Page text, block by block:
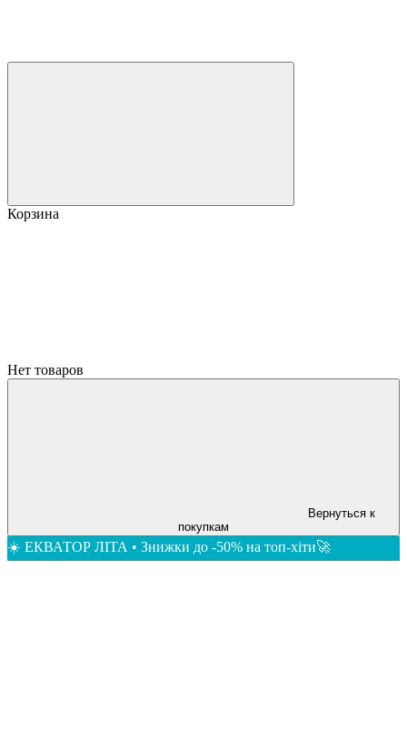
Корзина
Нет товаров
Вернуться к
покупкам
☀️ ЕКВАТОР ЛІТА • Знижки до -50% на топ-хіти🚀